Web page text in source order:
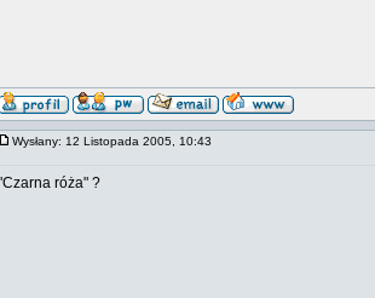
Wysłany: 12 Listopada 2005, 10:43
róża" ?